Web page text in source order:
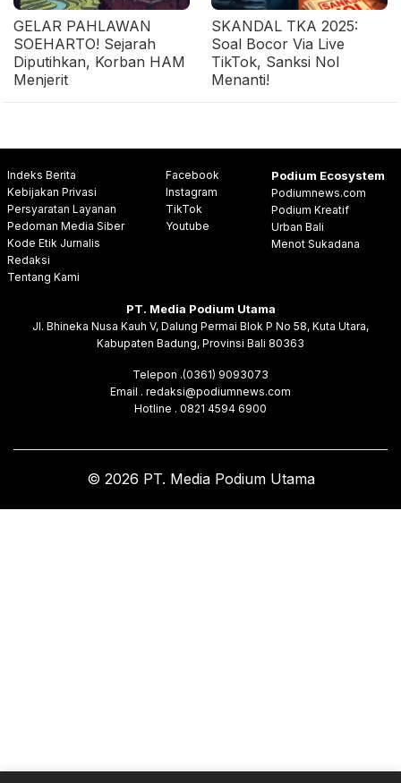
GELAR PAHLAWAN
SOEHARTO! Sejarah
Diputihkan, Korban HAM
Menjerit
SKANDAL TKA 2025:
Soal Bocor Via Live
TikTok, Sanksi Nol
Menanti!
Indeks Berita
Kebijakan Privasi
Persyaratan Layanan
Pedoman Media Siber
Kode Etik Jurnalis
Redaksi
Tentang Kami
Facebook
Instagram
TikTok
Youtube
Podium Ecosystem
Podiumnews.com
Podium Kreatif
Urban Bali
Menot Sukadana
PT. Media Podium Utama
Jl. Bhineka Nusa Kauh V, Dalung Permai Blok P No 58, Kuta Utara,
Kabupaten Badung, Provinsi Bali 80363
Telepon .(0361) 9093073
Email . redaksi@podiumnews.com
Hotline . 0821 4594 6900
© 2026 PT. Media Podium Utama